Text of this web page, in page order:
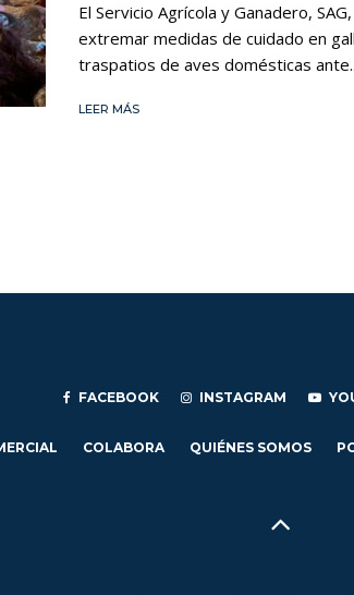
El Servicio Agrícola y Ganadero,
extremar medidas de cuidado en
traspatios de aves domésticas
LEER MÁS
FACEBOOK INSTAGRAM
COLABORA QUIÉNES SOMOS